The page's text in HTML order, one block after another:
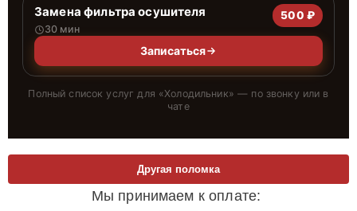
Замена фильтра осушителя
30 мин
500 ₽
Записаться
Полный список услуг для «Холодильник» — по звонку или в
чате
Мы принимаем к оплате:
Другая поломка